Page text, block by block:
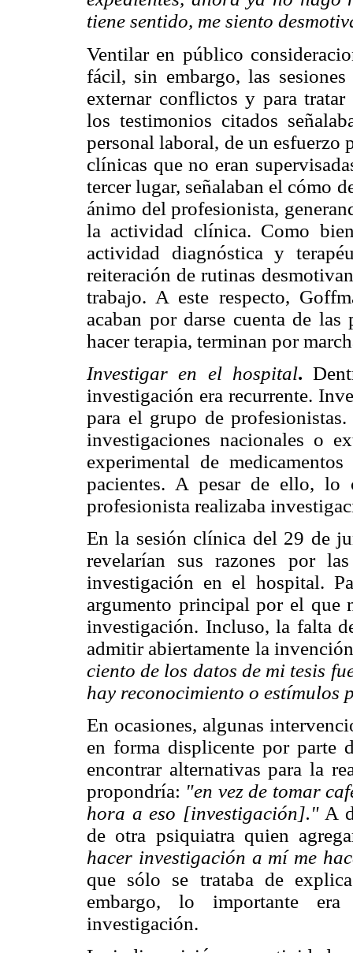
tiene sentido, me siento
Ventilar en público
fácil, sin embargo, las
externar conflictos y para
los testimonios citados
personal laboral, de un esfuerzo
clínicas que no eran
tercer lugar, señalaban el cómo
ánimo del profesionista,
la actividad clínica. Como
actividad diagnóstica y
reiteración de rutinas
trabajo. A este respecto,
acaban por darse cuenta de
hacer terapia, terminan por
Investigar en el hospital.
investigación era recurrente.
para el grupo de
investigaciones nacionales o
experimental de
pacientes. A pesar de ello, lo
profesionista realizaba
En la sesión clínica del 29 de
revelarían sus razones por
investigación en el hospital.
argumento principal por el que
investigación. Incluso, la falta
admitir abiertamente la
ciento de los datos de mi tesis
hay reconocimiento o estímulos
En ocasiones, algunas
en forma displicente por parte
encontrar alternativas para la
propondría: "en vez de tomar
hora a eso [investigación]."A
de otra psiquiatra quien
hacer investigación a mí me
que sólo se trataba de
embargo, lo importante
investigación.